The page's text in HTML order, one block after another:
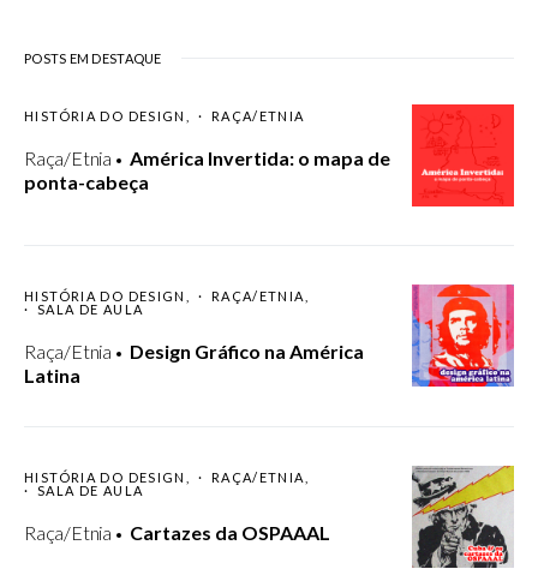
POSTS EM DESTAQUE
HISTÓRIA DO DESIGN RAÇA/ETNIA
Raça/Etnia
América Invertida: o mapa de
ponta-cabeça
HISTÓRIA DO DESIGN
RAÇA/ETNIA
SALA DE AULA
Raça/Etnia
Design Gráfico na América
Latina
HISTÓRIA DO DESIGN
RAÇA/ETNIA
SALA DE AULA
Raça/Etnia Cartazes da OSPAAAL